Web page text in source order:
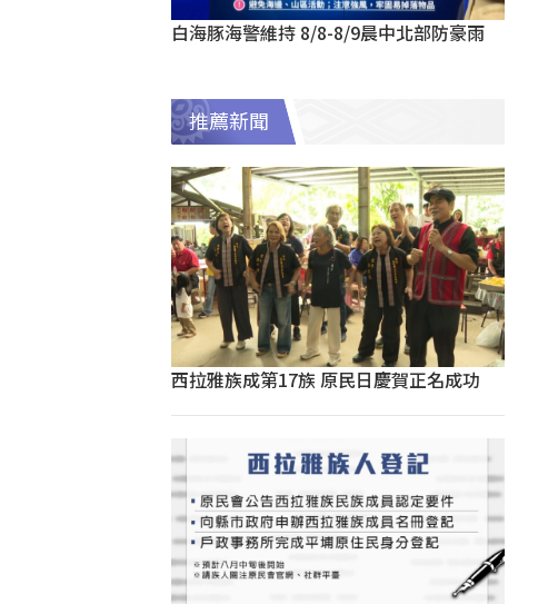
白海豚海警維持 8/8-8/9晨中北部防豪雨
推薦新聞
西拉雅族成第17族 原民日慶賀正名成功